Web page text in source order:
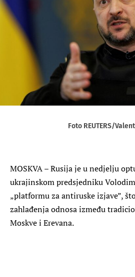
Foto REUTERS/
MOSKVA – Rusija je u nedjelju
ukrajinskom predsjedniku
„platformu za antiruske izjave”,
zahlađenja odnosa između
Moskve i Erevana.